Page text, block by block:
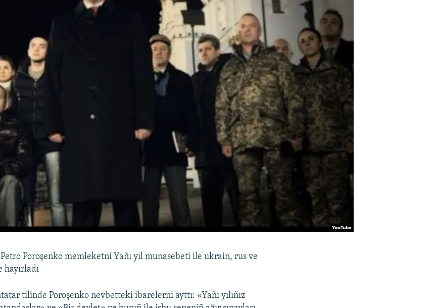
Poroşenko memleketni Yañı yıl munasebeti ile ukrain, rus ve
tilinde Poroşenko nevbetteki ibarelerni ayttı: «Yañı yılıñız